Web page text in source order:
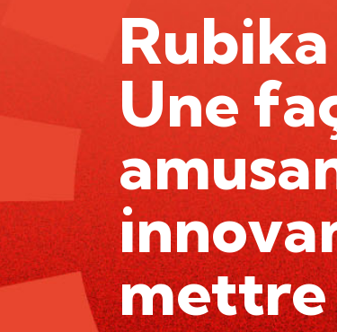
Rubika
Une
mettre